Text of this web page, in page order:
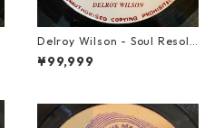
Delroy Wilson - Soul Resolu
tion【7-21935】
¥99,999